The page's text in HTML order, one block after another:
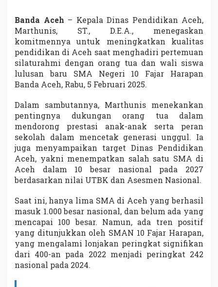
Banda Aceh – Kepala Dinas Pendidikan Aceh,
Marthunis, ST., D.E.A., menegaskan
komitmennya untuk meningkatkan kualitas
pendidikan di Aceh saat menghadiri pertemuan
silaturahmi dengan orang tua dan wali siswa
lulusan baru SMA Negeri 10 Fajar Harapan
Banda Aceh, Rabu, 5 Februari 2025.
Dalam sambutannya, Marthunis menekankan
pentingnya dukungan orang tua dalam
mendorong prestasi anak-anak serta peran
sekolah dalam mencetak generasi unggul. Ia
juga menyampaikan target Dinas Pendidikan
Aceh, yakni menempatkan salah satu SMA di
Aceh dalam 10 besar nasional pada 2027
berdasarkan nilai UTBK dan Asesmen Nasional.
Saat ini, hanya lima SMA di Aceh yang berhasil
masuk 1.000 besar nasional, dan belum ada yang
mencapai 100 besar. Namun, ada tren positif
yang ditunjukkan oleh SMAN 10 Fajar Harapan,
yang mengalami lonjakan peringkat signifikan
dari 400-an pada 2022 menjadi peringkat 242
nasional pada 2024.